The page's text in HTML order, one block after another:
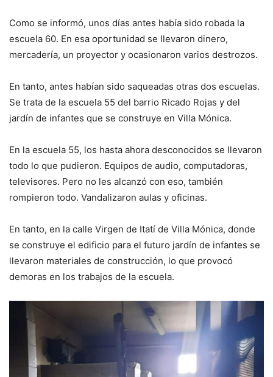
Como se informó, unos días antes había sido robada la
escuela 60. En esa oportunidad se llevaron dinero,
mercadería, un proyector y ocasionaron varios destrozos.
En tanto, antes habían sido saqueadas otras dos escuelas.
Se trata de la escuela 55 del barrio Ricado Rojas y del
jardín de infantes que se construye en Villa Mónica.
En la escuela 55, los hasta ahora desconocidos se llevaron
todo lo que pudieron. Equipos de audio, computadoras,
televisores. Pero no les alcanzó con eso, también
rompieron todo. Vandalizaron aulas y oficinas.
En tanto, en la calle Virgen de Itatí de Villa Mónica, donde
se construye el edificio para el futuro jardín de infantes se
llevaron materiales de construcción, lo que provocó
demoras en los trabajos de la escuela.